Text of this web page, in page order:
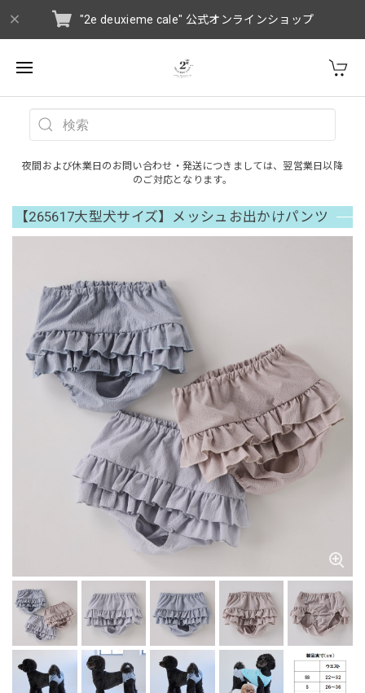
"2e deuxieme cale" 公式オンラインショップ
夜間および休業日のお問い合わせ・発送につきましては、翌営業日以降
のご対応となります。
【265617大型犬サイズ】メッシュお出かけパンツ